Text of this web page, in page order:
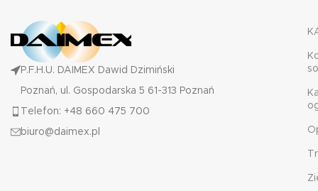
P.F.H.U. DAIMEX Dawid Dzimiński
Poznań, ul. Gospodarska 5 61-313 Poznań
Telefon: +48 660 475 700
biuro@daimex.pl